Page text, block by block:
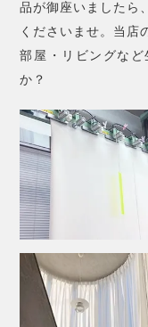
品が御座いましたら
くださいませ。当店
部屋・リビングな
か？